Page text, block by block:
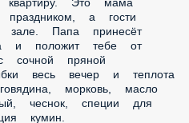
это значит только
вкусненькое, она
в кисло-сладком
рис усмирят даже самую
креветки
(соус сладкий чили, соус
растительное, кунжут